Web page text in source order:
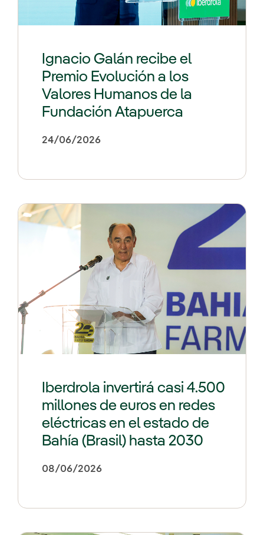
Ignacio Galán recibe el
Premio Evolución a los
Valores Humanos de la
Fundación Atapuerca
24/06/2026
Iberdrola invertirá casi 4.500
millones de euros en redes
eléctricas en el estado de
Bahía (Brasil) hasta 2030
08/06/2026